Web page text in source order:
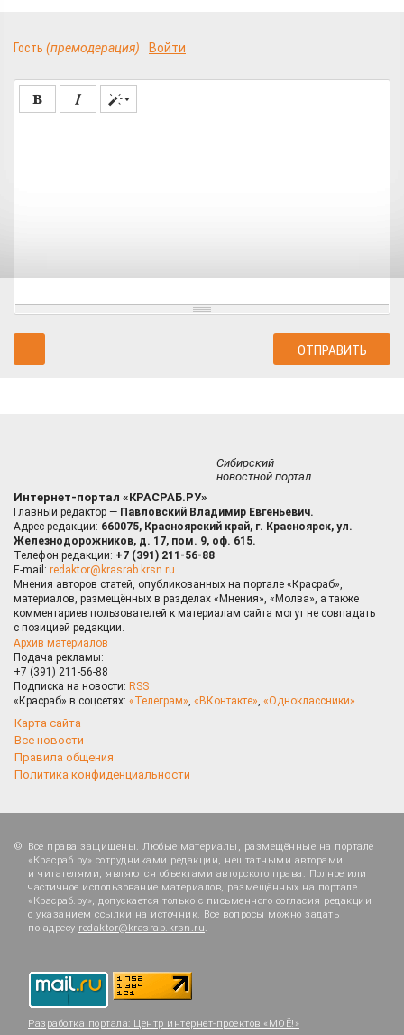
Гость (премодерация) Войти
Сибирский
новостной портал
Интернет-портал «КРАСРАБ.РУ»
Главный редактор — Павловский Владимир Евгеньевич.
Адрес редакции: 660075, Красноярский край, г. Красноярск, ул.
Железнодорожников, д. 17, пом. 9, оф. 615.
Телефон редакции: +7 (391) 211-56-88
E-mail: redaktor@krasrab.krsn.ru
Мнения авторов статей, опубликованных на портале «Красраб»,
материалов, размещённых в разделах «Мнения», «Молва», а также
комментариев пользователей к материалам сайта могут не совпадать
с позицией редакции.
Архив материалов
Подача рекламы:
+7 (391) 211-56-88
Подписка на новости: RSS
«Красраб» в соцсетях: «Телеграм», «ВКонтакте», «Одноклассники»
Карта сайта
Все новости
Правила общения
Политика конфиденциальности
Все права защищены. Любые материалы, размещённые на портале
«Красраб.ру» сотрудниками редакции, нештатными авторами
и читателями, являются объектами авторского права. Полное или
частичное использование материалов, размещённых на портале
«Красраб.ру», допускается только с письменного согласия редакции
с указанием ссылки на источник. Все вопросы можно задать
по адресу redaktor@krasrab.krsn.ru.
Разработка портала: Центр интернет-проектов «МОЁ!»